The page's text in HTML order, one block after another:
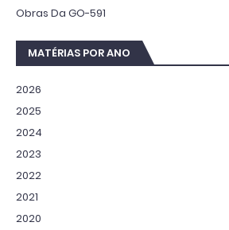
Obras Da GO-591
MATÉRIAS POR ANO
2026
2025
2024
2023
2022
2021
2020